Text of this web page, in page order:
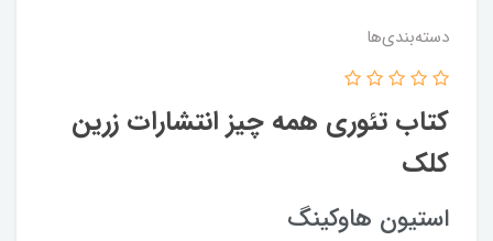
دسته‌بندی‌ها
کتاب تئوری همه چیز انتشارات زرین
کلک
استیون هاوکینگ